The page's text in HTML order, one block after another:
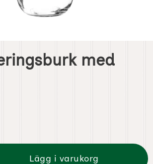
med
Konserveringsburk med bygel 2 l
Lägg i varukorg